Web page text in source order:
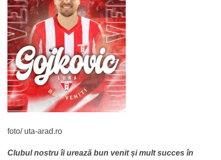
foto/ uta-arad.ro
Clubul nostru îi urează bun venit și mult succes în